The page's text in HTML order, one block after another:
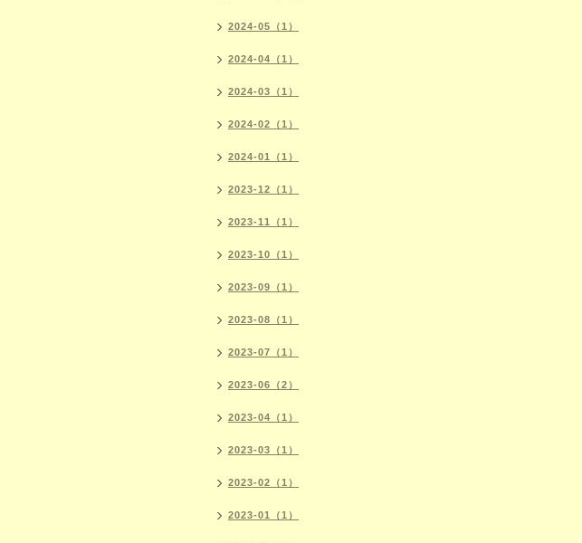
2024-05（1）
2024-04（1）
2024-03（1）
2024-02（1）
2024-01（1）
2023-12（1）
2023-11（1）
2023-10（1）
2023-09（1）
2023-08（1）
2023-07（1）
2023-06（2）
2023-04（1）
2023-03（1）
2023-02（1）
2023-01（1）